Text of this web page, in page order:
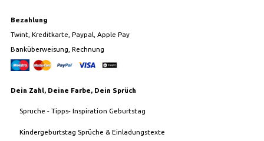
Bezahlung
Twint, Kreditkarte, Paypal, Apple Pay
Banküberweisung, Rechnung
Dein Zahl, Deine Farbe, Dein Sprüch
Spruche - Tipps- Inspiration Geburtstag
Kindergeburtstag Sprüche & Einladungstexte